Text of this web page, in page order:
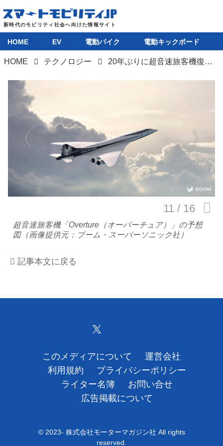
電動バイク
電動キックボード
ライフスタイル
テクノロジー
運営会社
利用規約
お問い合せ
広告掲載について
HOME EV 電動バイク 電動キックボード
HOME テクノロジー 20年ぶりに超音速旅客機復活なるか。米国ブーム・スーパーソニック社が試験機の初飛行に成功
超音速旅客機「Overture（オーバーチュア）」の予想
図（画像提供元：ブーム・スーパーソニック社）
記事本文に戻る
このメディアについて
運営会社
利用規約
プライバシーポリシー
ライター名簿
お問い合せ
広告掲載について
© 2023- 株式会社モーターマガジン社 All rights
reserved.